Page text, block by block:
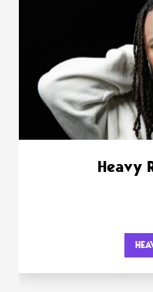
Heavy